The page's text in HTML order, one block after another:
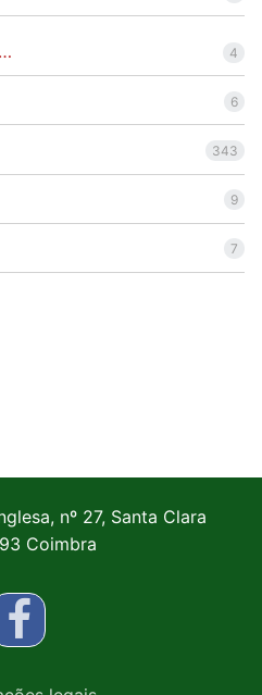
4
6
343
9
7
nº 27, Santa Clara
Coimbra